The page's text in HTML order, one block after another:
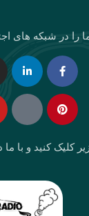
را در شبکه های
Facebook-
f
in
Pinterest
کلیک کنید و با